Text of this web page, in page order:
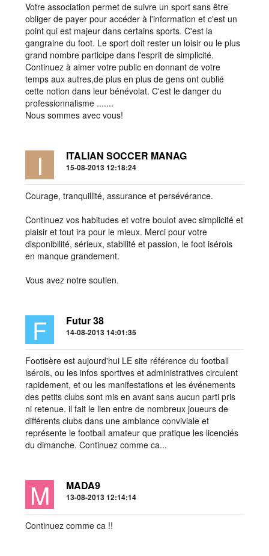
Votre association permet de suivre un sport sans être
obliger de payer pour accéder à l'information et c'est un
point qui est majeur dans certains sports. C'est la
gangraine du foot. Le sport doit rester un loisir ou le plus
grand nombre participe dans l'esprit de simplicité.
Continuez à aimer votre public en donnant de votre
temps aux autres,de plus en plus de gens ont oublié
cette notion dans leur bénévolat. C'est le danger du
professionnalisme .......
Nous sommes avec vous!
I ITALIAN SOCCER MANAG
15-08-2013 12:18:24
Courage, tranquillité, assurance et persévérance.
Continuez vos habitudes et votre boulot avec simplicité et
plaisir et tout ira pour le mieux. Merci pour votre
disponibilité, sérieux, stabilité et passion, le foot isérois
en manque grandement.
Vous avez notre soutien.
F Futur 38
14-08-2013 14:01:35
Footisère est aujourd'hui LE site référence du football
isérois, ou les infos sportives et administratives circulent
rapidement, et ou les manifestations et les événements
des petits clubs sont mis en avant sans aucun parti pris
ni retenue. il fait le lien entre de nombreux joueurs de
différents clubs dans une ambiance conviviale et
représente le football amateur que pratique les licenciés
du dimanche. Continuez comme ca...
M MADA9
13-08-2013 12:14:14
Continuez comme ca !!